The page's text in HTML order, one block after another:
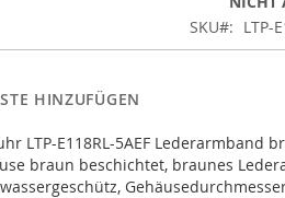
SKU
LTP-
HINZUFÜGEN
LTP-E118RL-5AEF Lederarmband
braun beschichtet, braunes